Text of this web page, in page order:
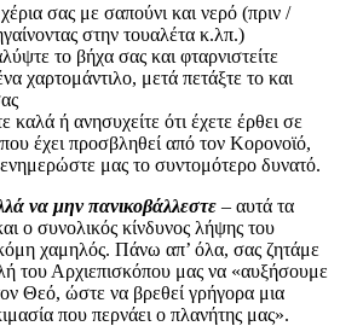
σας με σαπούνι και νερό (πριν /
στην τουαλέτα κ.λπ.)
το βήχα σας και φταρνιστείτε
χαρτομάντιλο, μετά πετάξτε το και
καλά ή ανησυχείτε ότι έχετε έρθει σε
έχει προσβληθεί από τον Κορονοϊό,
μας το συντομότερο δυνατό.
να μην πανικοβάλλεστε – αυτά τα
ο συνολικός κίνδυνος λήψης του
χαμηλός. Πάνω απ’ όλα, σας ζητάμε
του Αρχιεπισκόπου μας να «αυξήσουμε
Θεό, ώστε να βρεθεί γρήγορα μια
που περνάει ο πλανήτης μας».